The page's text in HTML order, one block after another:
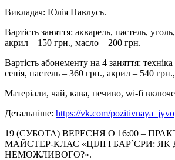
Викладач: Юлія Павлусь.
Вартість заняття: акварель, пастель,
акрил – 150 грн., масло – 200 грн.
Вартість абонементу на 4 заняття:
сепія, пастель – 360 грн., акрил – 540
Матеріали, чай, кава, печиво, wi-fi
Детальніше: https://vk.com/pozitivnaya_
19 (СУБОТА) ВЕРЕСНЯ О 16:00 –
МАЙСТЕР-КЛАС «ЦІЛІ І БАР`ЄРИ:
НЕМОЖЛИВОГО?».